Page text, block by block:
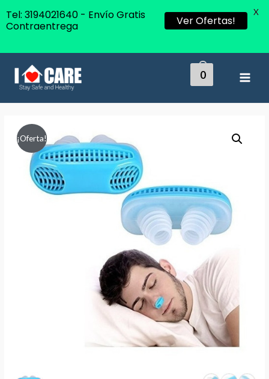
0
¡Oferta!
Tel: 3194021640 - Envío Gratis
Contraentrega
Ver Ofertas!
X